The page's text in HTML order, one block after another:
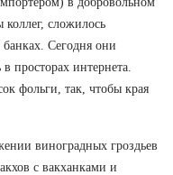
сложилось
Сегодня они
просторах интернета.
фольги, так, чтобы края
виноградных гроздьев
с вакханками и